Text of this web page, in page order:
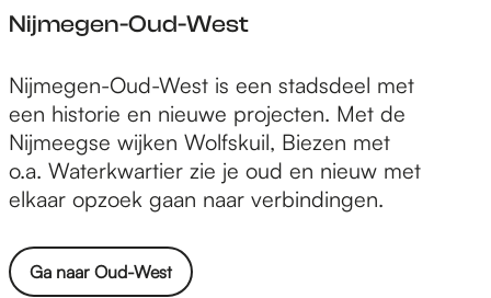
Nijmegen-Oud-West
N
i
j
m
e
e
n
Nijmegen-Oud-West is een stadsdeel met
een historie en nieuwe projecten. Met de
Nijmeegse wijken Wolfskuil, Biezen met
o.a. Waterkwartier zie je oud en nieuw met
elkaar opzoek gaan naar verbindingen.
Ga naar Oud-West